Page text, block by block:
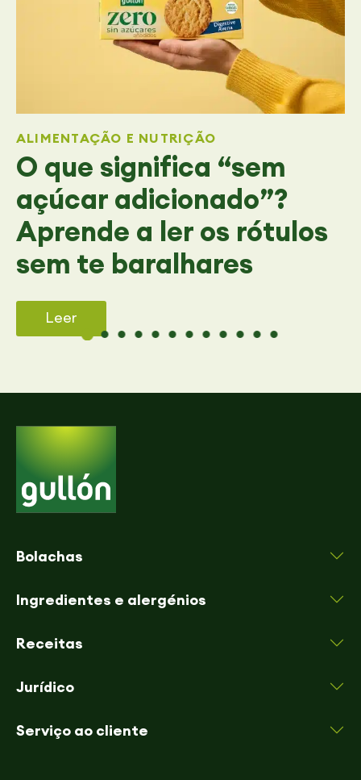
O que significa “sem
açúcar adicionado”?
Aprende a ler os rótulos
sem te baralhares
ALIMENTAÇÃO E NUTRIÇÃO
Leer
Bolachas
Ingredientes e alergénios
Receitas
Jurídico
Serviço ao cliente